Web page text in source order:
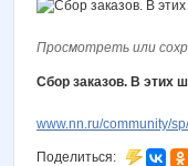
Просмотреть или
Сбор заказов. В этих
www.nn.ru/community/
Поделиться: